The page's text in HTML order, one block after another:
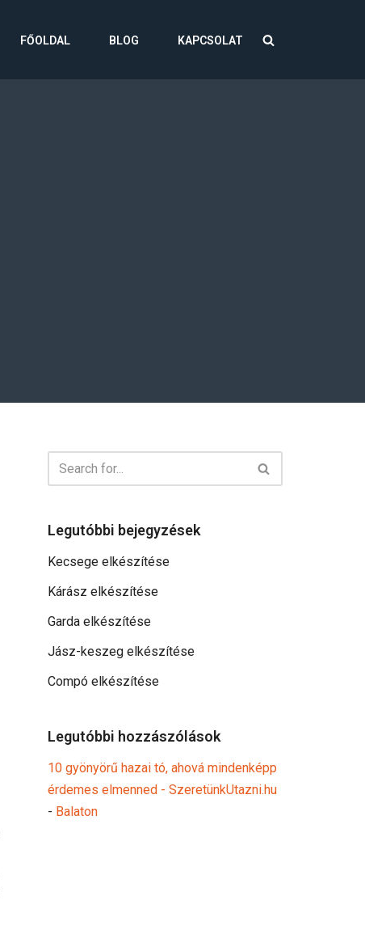
FŐOLDAL BLOG KAPCSOLAT
Legutóbbi bejegyzések
Kecsege elkészítése
Kárász elkészítése
Garda elkészítése
Jász-keszeg elkészítése
Compó elkészítése
Legutóbbi hozzászólások
10 gyönyörű hazai tó, ahová mindenképp
érdemes elmenned - SzeretünkUtazni.hu
- Balaton